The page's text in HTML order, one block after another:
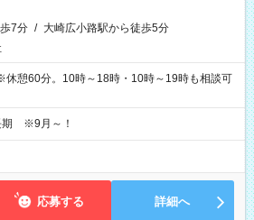
7分 / 大崎広小路駅から徒歩5分
憩60分。10時～18時・10時～19時も相談可
期 ※9月～！
応募する 詳細へ